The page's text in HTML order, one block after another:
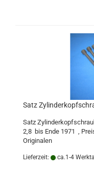
Satz
Satz
2,8 bis Ende 1971 ,
Originalen
Lieferzeit: ca.1-4